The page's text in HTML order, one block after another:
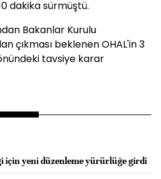
dakika sürmüştü.
Bakanlar Kurulu
çıkması beklenen OHAL'in 3
tavsiye karar
için yeni düzenleme yürürlüğe girdi